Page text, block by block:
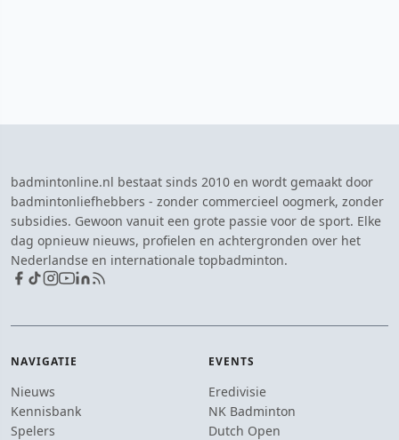
badmintonline.nl bestaat sinds 2010 en wordt gemaakt door
badmintonliefhebbers - zonder commercieel oogmerk, zonder
subsidies. Gewoon vanuit een grote passie voor de sport. Elke
dag opnieuw nieuws, profielen en achtergronden over het
Nederlandse en internationale topbadminton.
NAVIGATIE
Nieuws
Kennisbank
Spelers
EVENTS
Eredivisie
NK Badminton
Dutch Open